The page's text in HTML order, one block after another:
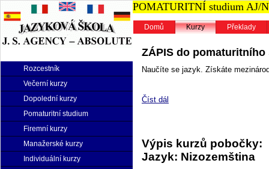
Rozcestník
Večerní kurzy
Dopolední kurzy
Pomaturitní studium
Firemní kurzy
Manažerské kurzy
Individuální kurzy
POMATURITNÍ studium AJ/
Domů Kurzy Překlady
ZÁPIS do pomaturitního
Naučíte se jazyk. Získáte
Číst dál
Výpis kurzů pobočky:
Jazyk: Nizozemština